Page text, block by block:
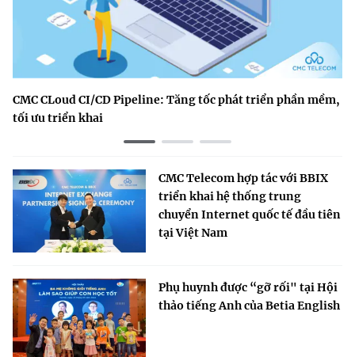
©2025 Bản quyền thuộc Bộ Khoa Học và Công Nghệ
(Ghi rõ nguồn "https://mst.gov.vn" khi phát hành lại thông tin
từ website này)
CMC CLoud CI/CD Pipeline: Tăng tốc phát triển phần mềm,
tối ưu triển khai
CMC Telecom hợp tác với BBIX
triển khai hệ thống trung
chuyển Internet quốc tế đầu tiên
tại Việt Nam
Phụ huynh được “gỡ rối" tại Hội
thảo tiếng Anh của Betia English